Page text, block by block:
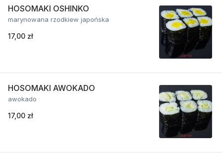
HOSOMAKI OSHINKO
marynowana rzodkiew japońska
17,00 zł
HOSOMAKI AWOKADO
awokado
17,00 zł